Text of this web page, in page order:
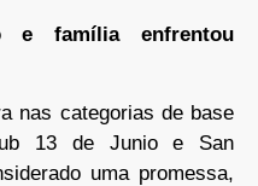
e família enfrentou
nas categorias de base
13 de Junio e San
uma promessa,